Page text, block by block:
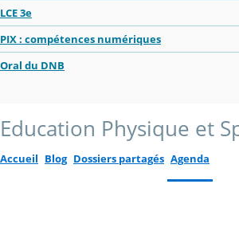
LCE 3e
PIX : compétences numériques
Oral du DNB
Education Physique et
Accueil Blog Dossiers partagés Agenda